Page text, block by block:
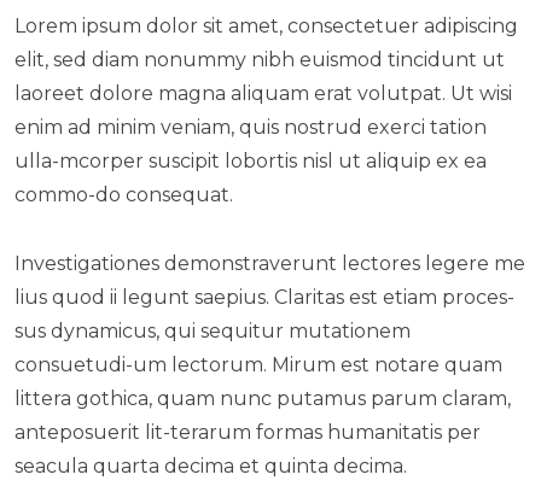
Lorem ipsum dolor sit amet, consectetuer adipiscing
elit, sed diam nonummy nibh euismod tincidunt ut
laoreet dolore magna aliquam erat volutpat. Ut wisi
enim ad minim veniam, quis nostrud exerci tation
ulla-mcorper suscipit lobortis nisl ut aliquip ex ea
commo-do consequat.
Investigationes demonstraverunt lectores legere me
lius quod ii legunt saepius. Claritas est etiam proces-
sus dynamicus, qui sequitur mutationem
consuetudi-um lectorum. Mirum est notare quam
littera gothica, quam nunc putamus parum claram,
anteposuerit lit-terarum formas humanitatis per
seacula quarta decima et quinta decima.